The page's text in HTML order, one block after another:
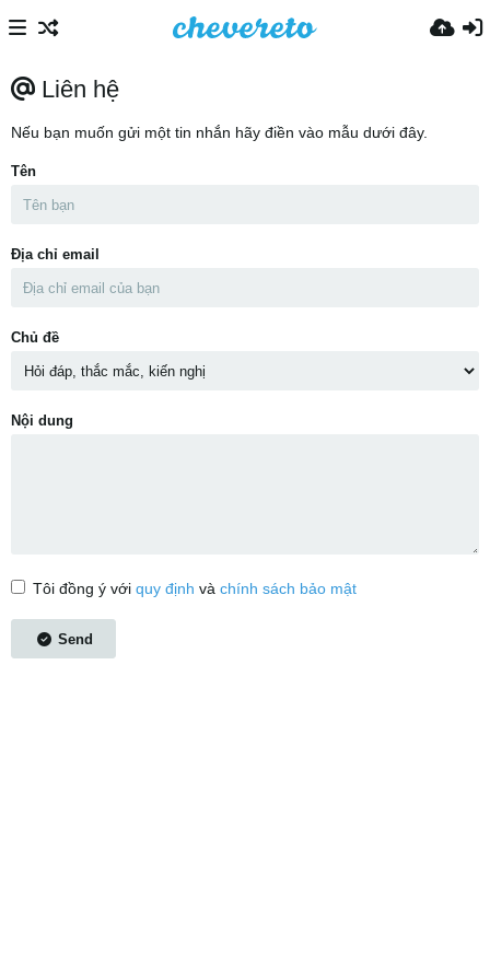
Liên hệ
Nếu bạn muốn gửi một tin nhắn hãy điền vào mẫu dưới đây.
Tên
Địa chỉ email
Chủ đề
Nội dung
Tôi đồng ý với quy định và chính sách bảo mật
Send